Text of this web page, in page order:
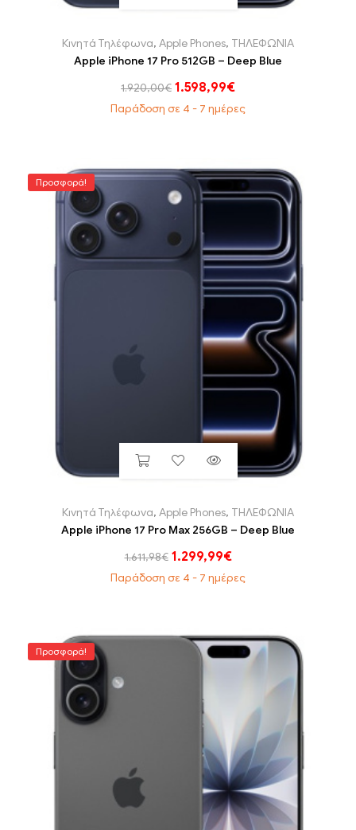
Κινητά Τηλέφωνα, Apple Phones, ΤΗΛΕΦΩΝΙΑ
Apple iPhone 17 Pro 512GB – Deep Blue
1.920,00€ 1.598,99€
Παράδοση σε 4 - 7 ημέρες
Προσφορά!
Κινητά Τηλέφωνα, Apple Phones, ΤΗΛΕΦΩΝΙΑ
Apple iPhone 17 Pro Max 256GB – Deep Blue
1.611,98€ 1.299,99€
Παράδοση σε 4 - 7 ημέρες
Προσφορά!